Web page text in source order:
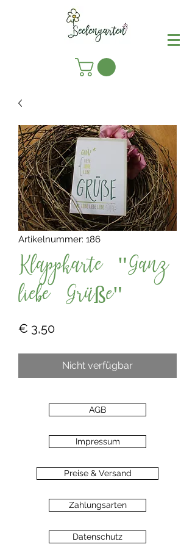
Artikelnummer: 186
Klappkarte "Ganz
liebe Grüße"
€ 3,50Preis
Nicht verfügbar
AGB
Impressum
Preise & Versand
Zahlungsarten
Datenschutz